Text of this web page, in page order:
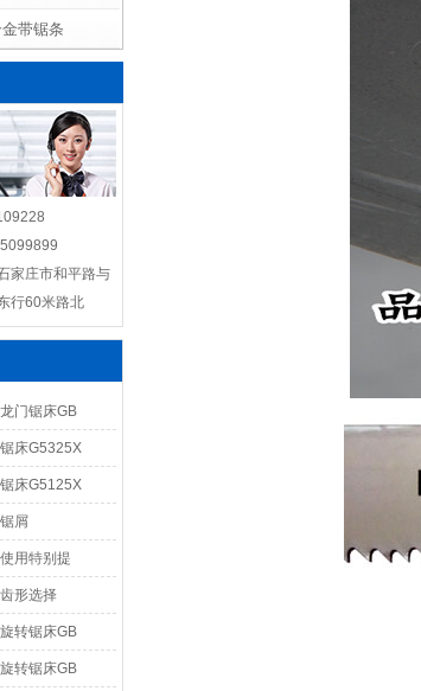
带锯条
家庄市和平路与
行60米路北
门锯床GB
床G5325X
床G5125X
屑
用特别提
形选择
转锯床GB
转锯床GB